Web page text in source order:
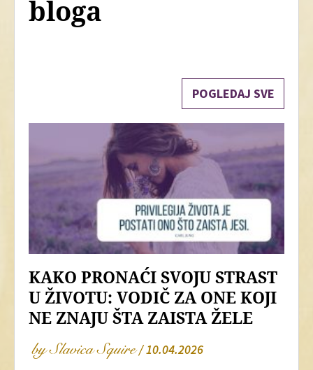
bloga
POGLEDAJ SVE
KAKO PRONAĆI SVOJU STRAST
U ŽIVOTU: VODIČ ZA ONE KOJI
NE ZNAJU ŠTA ZAISTA ŽELE
by Slavica Squire/ 10.04.2026